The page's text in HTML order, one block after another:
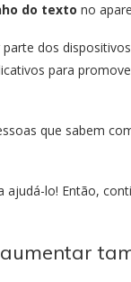
do texto no
dos
para
que sabem
ajudá-lo! Então,